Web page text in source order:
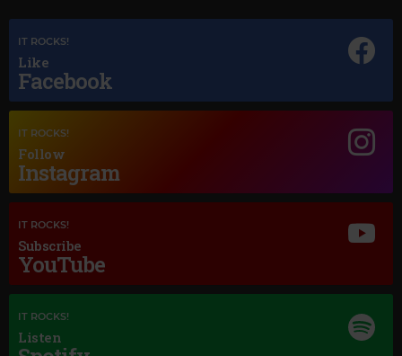
Magic Jazz
NAT KING COLE UNFORGETTABLE
IT ROCKS!
Like
Facebook
IT ROCKS!
Follow
Instagram
IT ROCKS!
Subscribe
YouTube
IT ROCKS!
Listen